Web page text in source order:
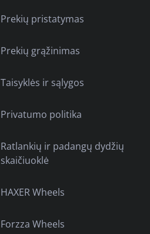
Prekių pristatymas
Prekių grąžinimas
Taisyklės ir sąlygos
Privatumo politika
Ratlankių ir padangų dydžių
skaičiuoklė
HAXER Wheels
Forzza Wheels